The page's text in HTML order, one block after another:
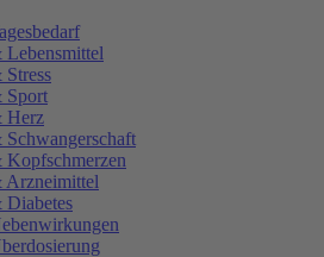
Lebensmittel
Sport
Herz
Kopfschmerzen
Arzneimittel
Diabetes